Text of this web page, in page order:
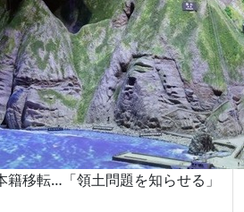
籍移転…「領土問題を知らせる」